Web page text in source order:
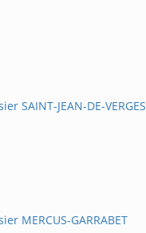
SAINT-JEAN-DE-VERGES
MERCUS-GARRABET